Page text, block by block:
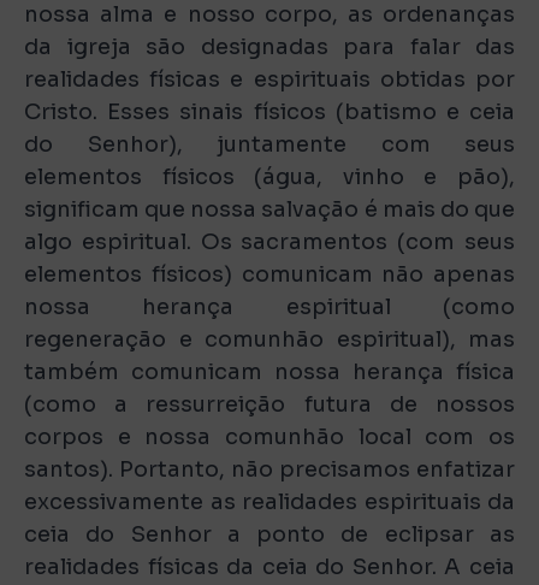
nossa alma e nosso corpo, as ordenanças
da igreja são designadas para falar das
realidades físicas e espirituais obtidas por
Cristo. Esses sinais físicos (batismo e ceia
do Senhor), juntamente com seus
elementos físicos (água, vinho e pão),
significam que nossa salvação é mais do que
algo espiritual. Os sacramentos (com seus
elementos físicos) comunicam não apenas
nossa herança espiritual (como
regeneração e comunhão espiritual), mas
também comunicam nossa herança física
(como a ressurreição futura de nossos
corpos e nossa comunhão local com os
santos). Portanto, não precisamos enfatizar
excessivamente as realidades espirituais da
ceia do Senhor a ponto de eclipsar as
realidades físicas da ceia do Senhor. A ceia